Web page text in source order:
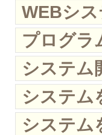
WEBシス
プログラ
システム
システム
システム